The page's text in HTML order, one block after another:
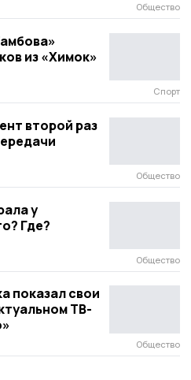
Общество
из «Химок»
Спорт
второй раз
Общество
у
Где?
Общество
показал свои
ТВ-
Общество